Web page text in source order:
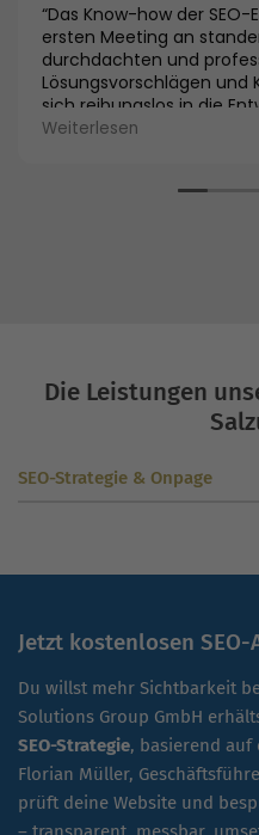
“Das Know-how der
ersten Meeting an
durchdachten und
Lösungsvorschlägen und
sich reibungslos in die
froh über die
Weiterlesen
Die Leistungen
SEO-Strategie & Onpage
Jetzt kostenlosen
Du willst mehr Sichtbarkeit
Solutions Group GmbH
SEO-Strategie, basierend auf
Florian Müller,
prüft deine Website und